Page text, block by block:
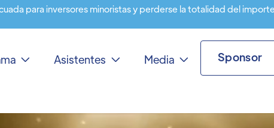
para inversores minoristas y perderse la totalidad del
 Asistentes  Media  Sponsor